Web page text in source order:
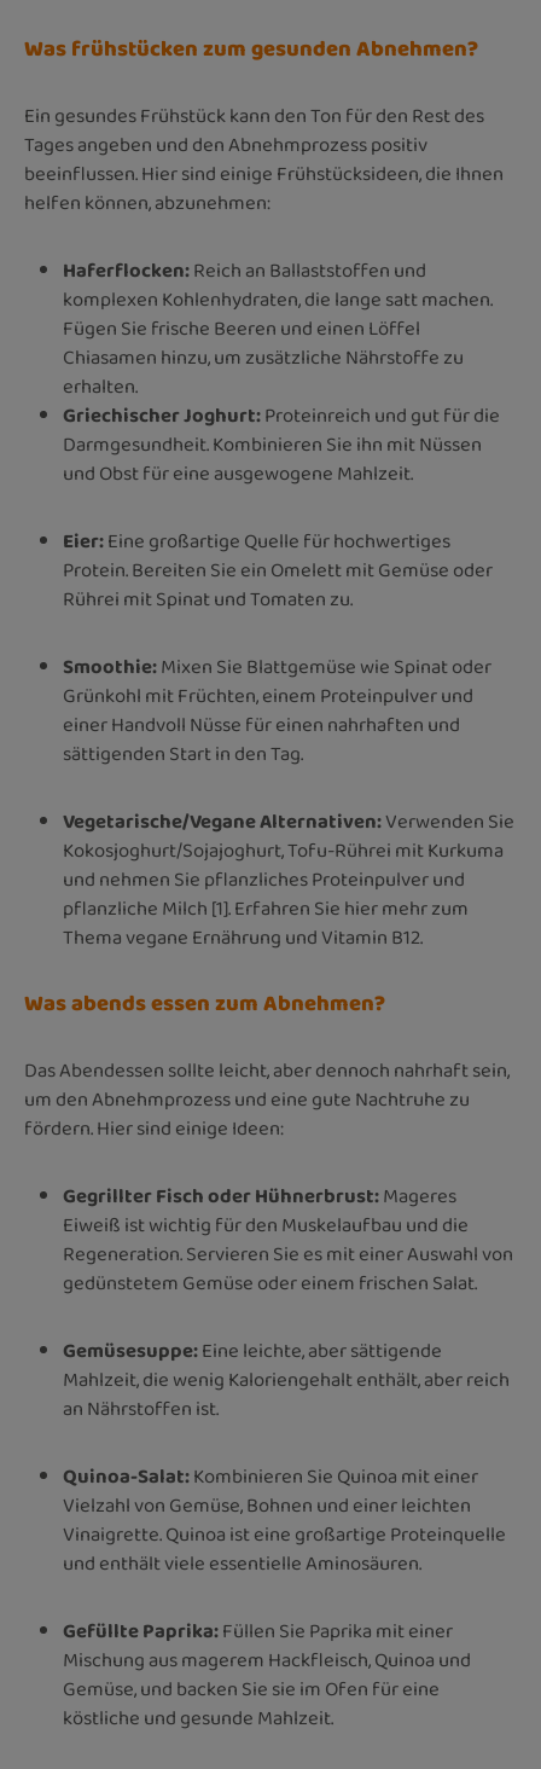
Was frühstücken zum gesunden Abnehmen?
Ein gesundes Frühstück kann den Ton für den Rest des
Tages angeben und den Abnehmprozess positiv
beeinflussen. Hier sind einige Frühstücksideen, die Ihnen
helfen können, abzunehmen:
Haferflocken:Reich an Ballaststoffen und
komplexen Kohlenhydraten, die lange satt machen.
Fügen Sie frische Beeren und einen Löffel
Chiasamen hinzu, um zusätzliche Nährstoffe zu
erhalten.
Griechischer Joghurt:Proteinreich und gut für die
Darmgesundheit. Kombinieren Sie ihn mit Nüssen
und Obst für eine ausgewogene Mahlzeit.
Eier:Eine großartige Quelle für hochwertiges
Protein. Bereiten Sie ein Omelett mit Gemüse oder
Rührei mit Spinat und Tomaten zu.
Smoothie:Mixen Sie Blattgemüse wie Spinat oder
Grünkohl mit Früchten, einem Proteinpulver und
einer Handvoll Nüsse für einen nahrhaften und
sättigenden Start in den Tag.
Vegetarische/Vegane Alternativen:Verwenden Sie
Kokosjoghurt/Sojajoghurt, Tofu-Rührei mit Kurkuma
und nehmen Sie pflanzliches Proteinpulver und
pflanzliche Milch [1]. Erfahren Sie hier mehr zum
Thema vegane Ernährung und Vitamin B12.
Was abends essen zum Abnehmen?
Das Abendessen sollte leicht, aber dennoch nahrhaft sein,
um den Abnehmprozess und eine gute Nachtruhe zu
fördern. Hier sind einige Ideen:
Gegrillter Fisch oder Hühnerbrust:Mageres
Eiweiß ist wichtig für den Muskelaufbau und die
Regeneration. Servieren Sie es mit einer Auswahl von
gedünstetem Gemüse oder einem frischen Salat.
Gemüsesuppe:Eine leichte, aber sättigende
Mahlzeit, die wenig Kaloriengehalt enthält, aber reich
an Nährstoffen ist.
Quinoa-Salat:Kombinieren Sie Quinoa mit einer
Vielzahl von Gemüse, Bohnen und einer leichten
Vinaigrette. Quinoa ist eine großartige Proteinquelle
und enthält viele essentielle Aminosäuren.
Gefüllte Paprika:Füllen Sie Paprika mit einer
Mischung aus magerem Hackfleisch, Quinoa und
Gemüse, und backen Sie sie im Ofen für eine
köstliche und gesunde Mahlzeit.